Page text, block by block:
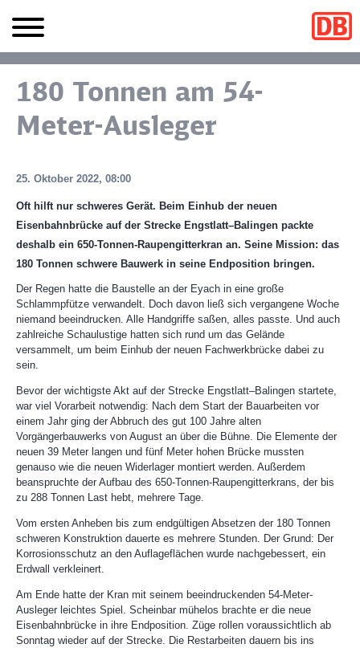
180 Tonnen am 54-
Meter-Ausleger
25. Oktober 2022, 08:00
Oft hilft nur schweres Gerät. Beim Einhub der neuen
Eisenbahnbrücke auf der Strecke Engstlatt–Balingen packte
deshalb ein 650-Tonnen-Raupengitterkran an. Seine Mission: das
180 Tonnen schwere Bauwerk in seine Endposition bringen.
Der Regen hatte die Baustelle an der Eyach in eine große
Schlammpfütze verwandelt. Doch davon ließ sich vergangene Woche
niemand beeindrucken. Alle Handgriffe saßen, alles passte. Und auch
zahlreiche Schaulustige hatten sich rund um das Gelände
versammelt, um beim Einhub der neuen Fachwerkbrücke dabei zu
sein.
Bevor der wichtigste Akt auf der Strecke Engstlatt–Balingen startete,
war viel Vorarbeit notwendig: Nach dem Start der Bauarbeiten vor
einem Jahr ging der Abbruch des gut 100 Jahre alten
Vorgängerbauwerks von August an über die Bühne. Die Elemente der
neuen 39 Meter langen und fünf Meter hohen Brücke mussten
genauso wie die neuen Widerlager montiert werden. Außerdem
beanspruchte der Aufbau des 650-Tonnen-Raupengitterkrans, der bis
zu 288 Tonnen Last hebt, mehrere Tage.
Vom ersten Anheben bis zum endgültigen Absetzen der 180 Tonnen
schweren Konstruktion dauerte es mehrere Stunden. Der Grund: Der
Korrosionsschutz an den Auflageflächen wurde nachgebessert, ein
Erdwall verkleinert.
Am Ende hatte der Kran mit seinem beeindruckenden 54-Meter-
Ausleger leichtes Spiel. Scheinbar mühelos brachte er die neue
Eisenbahnbrücke in ihre Endposition. Züge rollen voraussichtlich ab
Sonntag wieder auf der Strecke. Die Restarbeiten dauern bis ins